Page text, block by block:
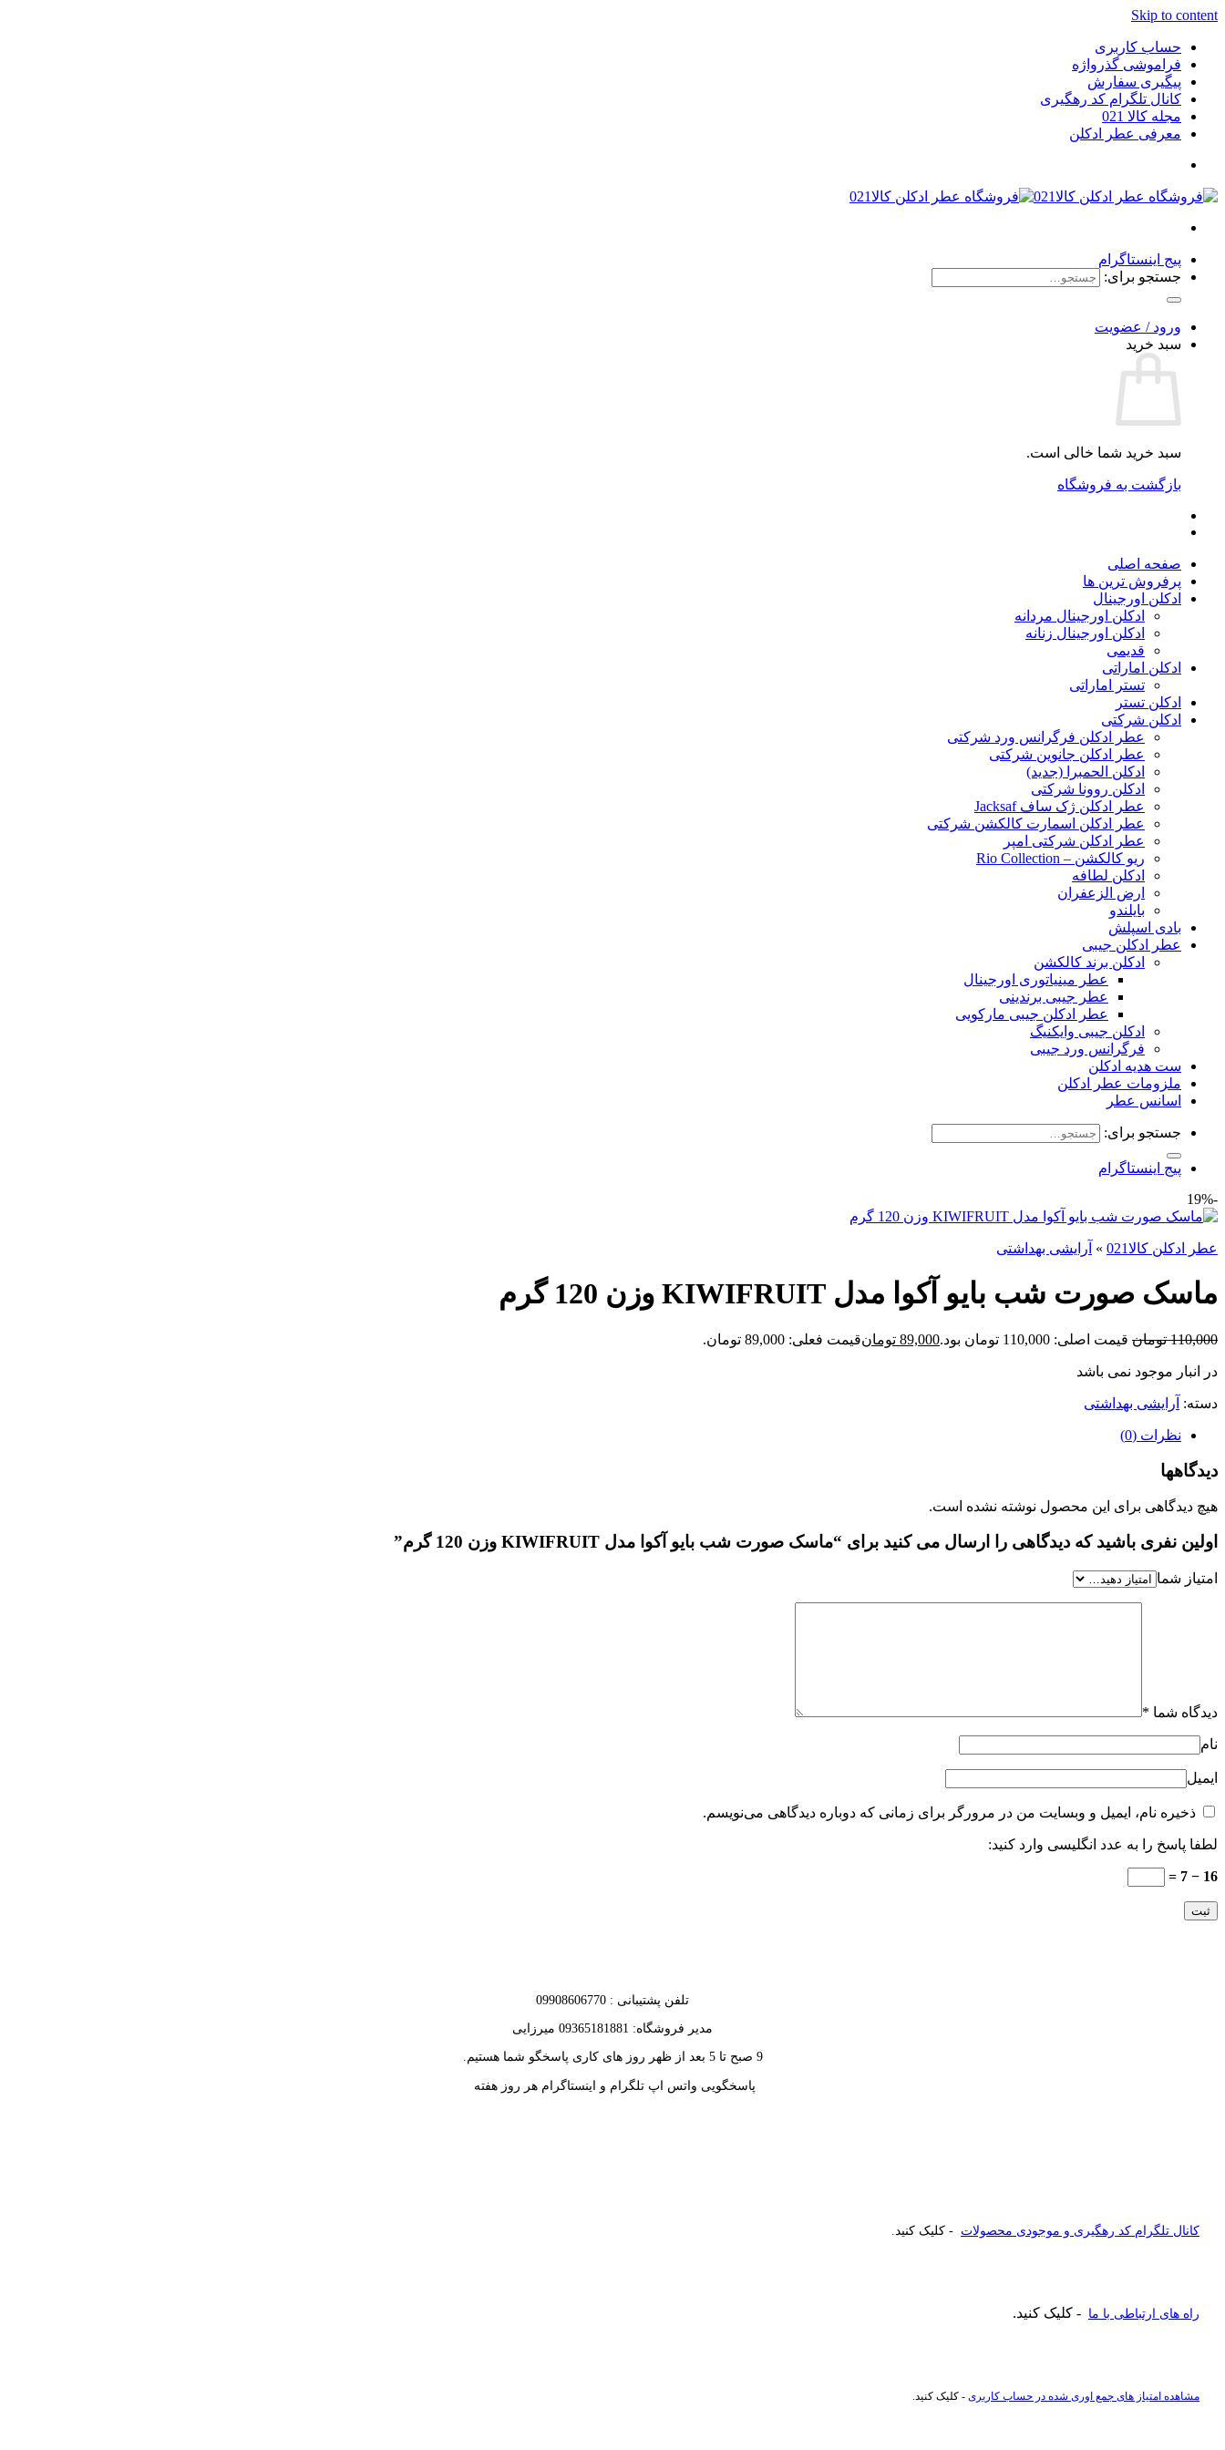
Skip to content
حساب کاربری
فراموشی گذرواژه
پیگیری سفارش
کانال تلگرام کد رهگیری
مجله کالا 021
معرفی عطر ادکلن
پیج اینستاگرام
جستجو برای:
ورود / عضویت
سبد خرید
سبد خرید شما خالی است.
بازگشت به فروشگاه
صفحه اصلی
پرفروش ترین ها
ادکلن اورجینال
ادکلن اورجینال مردانه
ادکلن اورجینال زنانه
قدیمی
ادکلن اماراتی
تستر اماراتی
ادکلن تستر
ادکلن شرکتی
عطر ادکلن فرگرانس ورد شرکتی
عطر ادکلن جانوین شرکتی
ادکلن الحمبرا (جدید)
ادکلن روونا شرکتی
عطر ادکلن ژک‌ ساف Jacksaf
عطر ادکلن اسمارت کالکشن شرکتی
عطر ادکلن شرکتی امپر
ریو کالکشن – Rio Collection
ادکلن لطافه
ارض الزعفران
بایلندو
بادی اسپلش
عطر ادکلن جیبی
ادکلن برند کالکشن
عطر مینیاتوری اورجینال
عطر جیبی برندینی
عطر ادکلن جیبی مارکویی
ادکلن جیبی وایکنیگ
فرگرانس ورد جیبی
ست هدیه ادکلن
ملزومات عطر ادکلن
اسانس عطر
جستجو برای:
پیج اینستاگرام
-19%
عطر ادکلن کالا021 » آرایشی بهداشتی
ماسک صورت شب بایو آکوا مدل KIWIFRUIT وزن 120 گرم
110,000 تومان قیمت اصلی: 110,000 تومان بود. 89,000 تومانقیمت فعلی: 89,000 تومان.
در انبار موجود نمی باشد
دسته: آرایشی بهداشتی
نظرات (0)
دیدگاهها
هیچ دیدگاهی برای این محصول نوشته نشده است.
اولین نفری باشید که دیدگاهی را ارسال می کنید برای “ماسک صورت شب بایو آکوا مدل KIWIFRUIT وزن 120 گرم”
امتیاز شما
دیدگاه شما *
نام
ایمیل
ذخیره نام، ایمیل و وبسایت من در مرورگر برای زمانی که دوباره دیدگاهی می‌نویسم.
لطفا پاسخ را به عدد انگلیسی وارد کنید:
16 − 7 =
تلفن پشتیبانی : 09908606770
مدیر فروشگاه: 09365181881 میرزایی
9 صبح تا 5 بعد از ظهر روز های کاری پاسخگو شما هستیم.
پاسخگویی واتس اپ تلگرام و اینستاگرام هر روز هفته
کانال تلگرام کد رهگیری و موجودی محصولات - کلیک کنید.
راه های ارتباطی با ما - کلیک کنید.
مشاهده امتیاز های جمع اوری شده در حساب کاربری - کلیک کنید.